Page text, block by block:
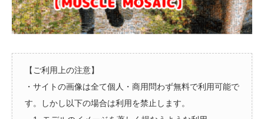
【ご利用上の注意】
・サイトの画像は全て個人・商用問わず無料で利用可能で
す。しかし以下の場合は利用を禁止します。